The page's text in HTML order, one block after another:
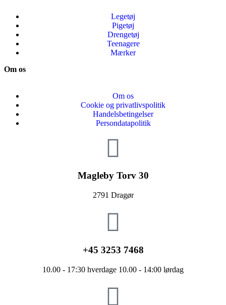
Legetøj
Pigetøj
Drengetøj
Teenagere
Mærker
Om os
Om os
Cookie og privatlivspolitik
Handelsbetingelser
Persondatapolitik
Magleby Torv 30
2791 Dragør
+45 3253 7468
10.00 - 17:30 hverdage 10.00 - 14:00 lørdag